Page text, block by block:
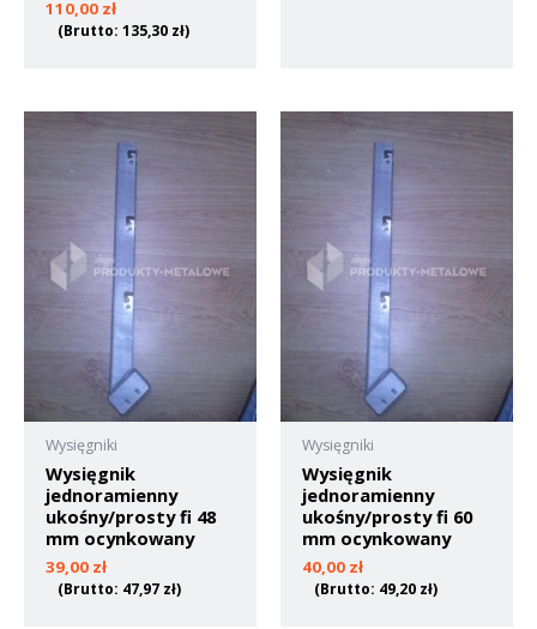
110,00 zł
(Brutto: 135,30 zł)
Wysięgniki
Wysięgnik
jednoramienny
ukośny/prosty fi 48
mm ocynkowany
39,00 zł
(Brutto: 47,97 zł)
Wysięgniki
Wysięgnik
jednoramienny
ukośny/prosty fi 60
mm ocynkowany
40,00 zł
(Brutto: 49,20 zł)